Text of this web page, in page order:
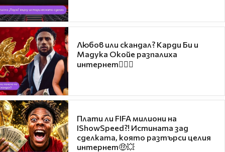
Любов или скандал? Карди Би и
Мадука Окойе разпалиха
интернет❤️‍🔥🔥
Плати ли FIFA милиони на
IShowSpeed?! Истината зад
сделката, която разтърси целия
интернет🤑💥